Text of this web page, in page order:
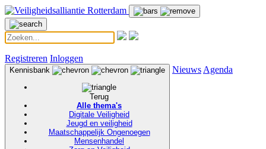
Registreren Inloggen
Kennisbank
Terug
Alle thema's
Digitale Veiligheid
Jeugd en veiligheid
Maatschappelijk Ongenoegen
Mensenhandel
Nieuws Agenda